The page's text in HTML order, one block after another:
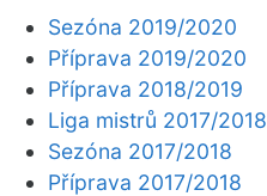
Sezóna 2019/2020
Příprava 2019/2020
Příprava 2018/2019
Liga mistrů 2017/2018
Sezóna 2017/2018
Příprava 2017/2018